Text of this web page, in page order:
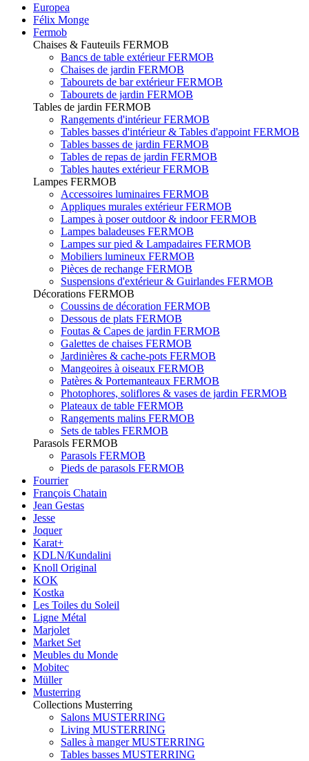
Europea
Félix Monge
Fermob
Chaises & Fauteuils FERMOB
Bancs de table extérieur FERMOB
Chaises de jardin FERMOB
Tabourets de bar extérieur FERMOB
Tabourets de jardin FERMOB
Tables de jardin FERMOB
Rangements d'intérieur FERMOB
Tables basses d'intérieur & Tables d'appoint FERMOB
Tables basses de jardin FERMOB
Tables de repas de jardin FERMOB
Tables hautes extérieur FERMOB
Lampes FERMOB
Accessoires luminaires FERMOB
Appliques murales extérieur FERMOB
Lampes à poser outdoor & indoor FERMOB
Lampes baladeuses FERMOB
Lampes sur pied & Lampadaires FERMOB
Mobiliers lumineux FERMOB
Pièces de rechange FERMOB
Suspensions d'extérieur & Guirlandes FERMOB
Décorations FERMOB
Coussins de décoration FERMOB
Dessous de plats FERMOB
Foutas & Capes de jardin FERMOB
Galettes de chaises FERMOB
Jardinières & cache-pots FERMOB
Mangeoires à oiseaux FERMOB
Patères & Portemanteaux FERMOB
Photophores, soliflores & vases de jardin FERMOB
Plateaux de table FERMOB
Rangements malins FERMOB
Sets de tables FERMOB
Parasols FERMOB
Parasols FERMOB
Pieds de parasols FERMOB
Fourrier
François Chatain
Jean Gestas
Jesse
Joquer
Karat+
KDLN/Kundalini
Knoll Original
KOK
Kostka
Les Toiles du Soleil
Ligne Métal
Marjolet
Market Set
Meubles du Monde
Mobitec
Müller
Musterring
Collections Musterring
Salons MUSTERRING
Living MUSTERRING
Salles à manger MUSTERRING
Tables basses MUSTERRING